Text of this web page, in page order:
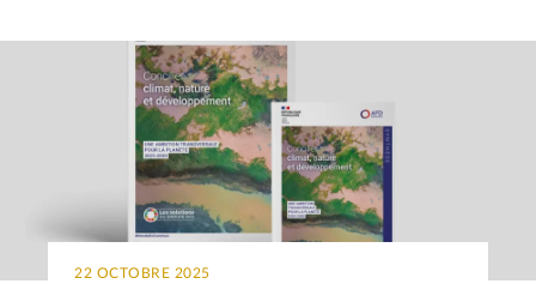
22 OCTOBRE 2025